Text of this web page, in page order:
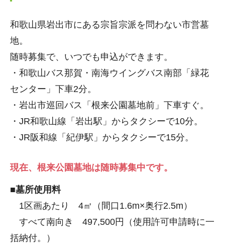
和歌山県岩出市にある宗旨宗派を問わない市営墓
地。
随時募集で、いつでも申込ができます。
・和歌山バス那賀・南海ウイングバス南部「緑花
センター」下車2分。
・岩出市巡回バス「根来公園墓地前」下車すぐ。
・JR和歌山線「岩出駅」からタクシーで10分。
・JR阪和線「紀伊駅」からタクシーで15分。
現在、根来公園墓地は随時募集中です。
■墓所使用料
1区画あたり 4㎡（間口1.6m×奥行2.5m）
すべて南向き 497,500円（使用許可申請時に一
括納付。）